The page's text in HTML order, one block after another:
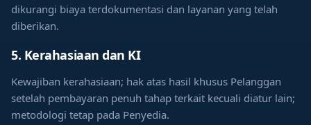
dikurangi biaya terdokumentasi dan layanan yang telah
diberikan.
5. Kerahasiaan dan KI
Kewajiban kerahasiaan; hak atas hasil khusus Pelanggan
setelah pembayaran penuh tahap terkait kecuali diatur lain;
metodologi tetap pada Penyedia.